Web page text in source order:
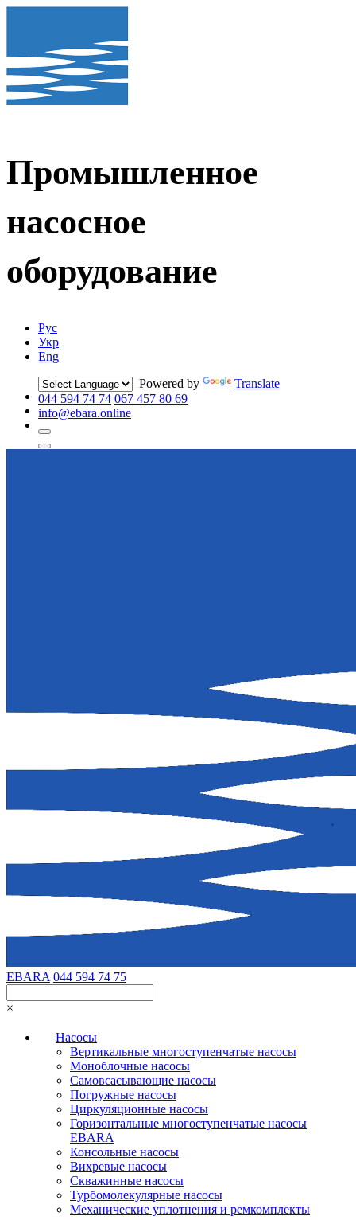
Промышленное
насосное
оборудование
Рус
Укр
Eng
Powered by
Translate
044 594 74 74 067 457 80 69
info@ebara.online
EBARA 044 594 74 75
×
Насосы
Вертикальные многоступенчатые насосы
Моноблочные насосы
Самовсасывающие насосы
Погружные насосы
Циркуляционные насосы
Горизонтальные многоступенчатые насосы
EBARA
Консольные насосы
Вихревые насосы
Скважинные насосы
Турбомолекулярные насосы
Механические уплотнения и ремкомплекты